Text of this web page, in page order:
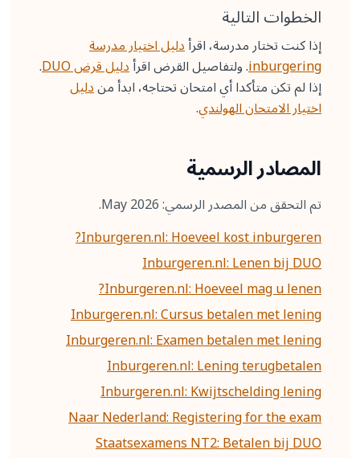
الخطوات التالية
إذا كنت تختار مدرسة، اقرأدليل اختيار مدرسة
inburgering. ولتفاصيل القرض اقرأدليل قرض DUO .
إذا لم تكن متأكدا أي امتحان تحتاجه، ابدأ مندليل
اختيار الامتحان الهولندي.
المصادر الرسمية
تم التحقق من المصدر الرسمي: May 2026.
Inburgeren.nl: Hoeveel kost inburgeren?
Inburgeren.nl: Lenen bij DUO
Inburgeren.nl: Hoeveel mag u lenen?
Inburgeren.nl: Cursus betalen met lening
Inburgeren.nl: Examen betalen met lening
Inburgeren.nl: Lening terugbetalen
Inburgeren.nl: Kwijtschelding lening
Naar Nederland: Registering for the exam
Staatsexamens NT2: Betalen bij DUO